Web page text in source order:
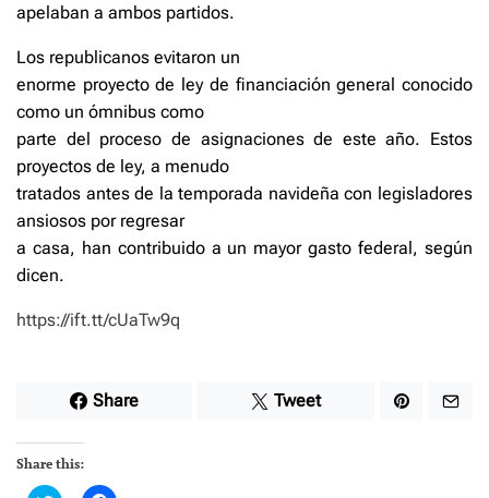
apelaban a ambos partidos.
Los republicanos evitaron un
enorme proyecto de ley de financiación general conocido
como un ómnibus como
parte del proceso de asignaciones de este año. Estos
proyectos de ley, a menudo
tratados antes de la temporada navideña con legisladores
ansiosos por regresar
a casa, han contribuido a un mayor gasto federal, según
dicen.
https://ift.tt/cUaTw9q
Share Tweet
Share this: